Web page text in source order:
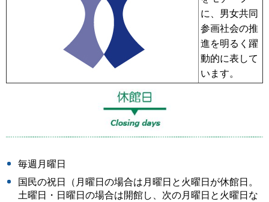
に、男女共同
参画社会の推
進を明るく躍
動的に表して
います。
毎週月曜日
国民の祝日（月曜日の場合は月曜日と火曜日が休館日。
土曜日・日曜日の場合は開館し、次の月曜日と火曜日な